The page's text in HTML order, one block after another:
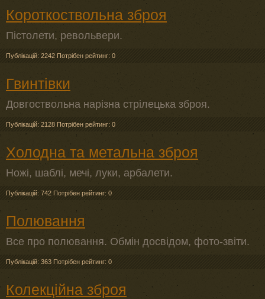
Короткоствольна зброя
Пістолети, револьвери.
Публікацій: 2242 Потрібен рейтинг: 0
Гвинтівки
Довгоствольна нарізна стрілецька зброя.
Публікацій: 2128 Потрібен рейтинг: 0
Холодна та метальна зброя
Ножі, шаблі, мечі, луки, арбалети.
Публікацій: 742 Потрібен рейтинг: 0
Полювання
Все про полювання. Обмін досвідом, фото-звіти.
Публікацій: 363 Потрібен рейтинг: 0
Колекційна зброя